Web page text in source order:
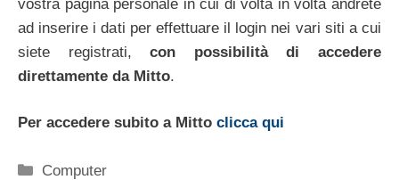
vostra pagina personale in cui di volta in volta andrete
ad inserire i dati per effettuare il login nei vari siti a cui
siete registrati,con possibilità di accedere
direttamente da Mitto.
Per accedere subito a Mitto clicca qui
Categorie
Computer